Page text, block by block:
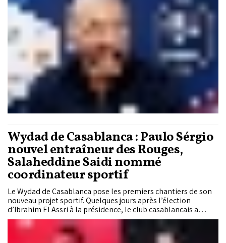
Wydad de Casablanca : Paulo Sérgio
nouvel entraîneur des Rouges,
Salaheddine Saidi nommé
coordinateur sportif
Le Wydad de Casablanca pose les premiers chantiers de son
nouveau projet sportif. Quelques jours après l’élection
d’Ibrahim El Assri à la présidence, le club casablancais a
confié son équipe première au technicien portugais Paulo
Sérgio Brito pour la saison 2026-2027, avant de nommer son
ancien milieu de terrain Salaheddine Saidi au poste de